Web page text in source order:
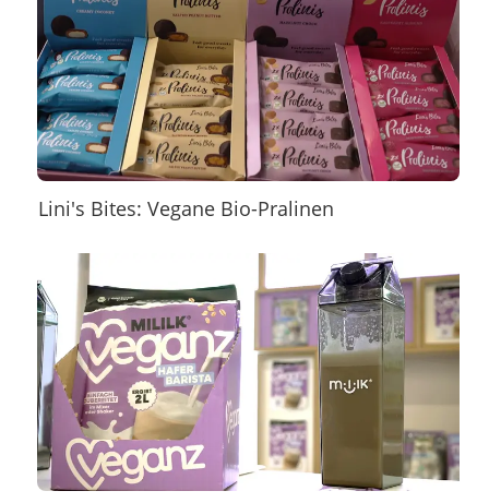
Lini's Bites: Vegane Bio-Pralinen